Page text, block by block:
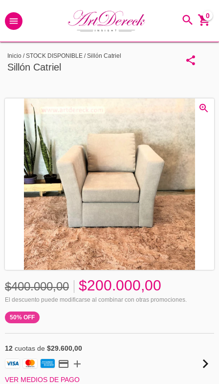
0
Inicio / STOCK DISPONIBLE / Sillón Catriel
Sillón Catriel
$400.000,00 $200.000,00
El descuento puede modificarse al combinar con otras promociones.
50% OFF
12 cuotas de $29.600,00
VER MEDIOS DE PAGO